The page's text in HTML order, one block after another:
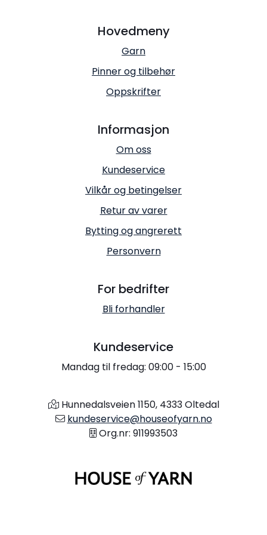
Hovedmeny
Garn
Pinner og tilbehør
Oppskrifter
Informasjon
Om oss
Kundeservice
Vilkår og betingelser
Retur av varer
Bytting og angrerett
Personvern
For bedrifter
Bli forhandler
Kundeservice
Mandag til fredag: 09:00 - 15:00
Hunnedalsveien 1150, 4333 Oltedal
kundeservice@houseofyarn.no
Org.nr: 911993503